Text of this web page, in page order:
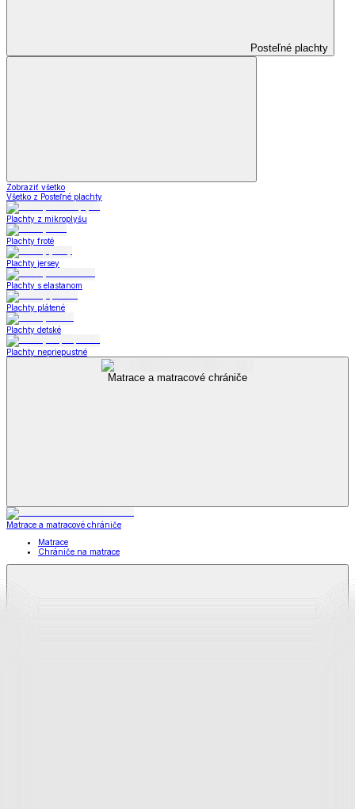
Posteľné plachty
Zobraziť všetko
Všetko z Posteľné plachty
Plachty z mikroplyšu
Plachty froté
Plachty jersey
Plachty s elastanom
Plachty plátené
Plachty detské
Plachty nepriepustné
Matrace a matracové chrániče
Matrace a matracové chrániče
Matrace
Chrániče na matrace